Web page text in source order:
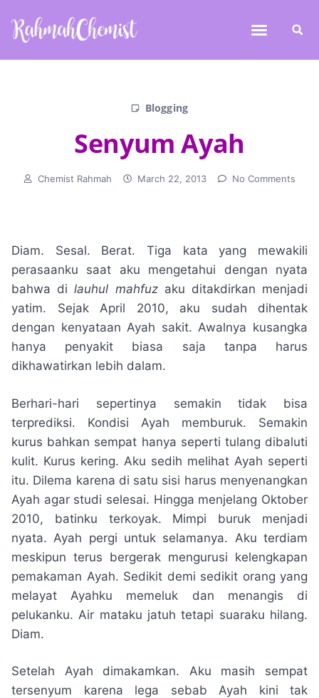
Blogging
Senyum Ayah
Chemist Rahmah March 22, 2013 No Comments
Diam. Sesal. Berat. Tiga kata yang mewakili
perasaanku saat aku mengetahui dengan nyata
bahwa dilauhul mahfuz aku ditakdirkan menjadi
yatim. Sejak April 2010, aku sudah dihentak
dengan kenyataan Ayah sakit. Awalnya kusangka
hanya penyakit biasa saja tanpa harus
dikhawatirkan lebih dalam.
Berhari-hari sepertinya semakin tidak bisa
terprediksi. Kondisi Ayah memburuk. Semakin
kurus bahkan sempat hanya seperti tulang dibaluti
kulit. Kurus kering. Aku sedih melihat Ayah seperti
itu. Dilema karena di satu sisi harus menyenangkan
Ayah agar studi selesai. Hingga menjelang Oktober
2010, batinku terkoyak. Mimpi buruk menjadi
nyata. Ayah pergi untuk selamanya. Aku terdiam
meskipun terus bergerak mengurusi kelengkapan
pemakaman Ayah. Sedikit demi sedikit orang yang
melayat Ayahku memeluk dan menangis di
pelukanku. Air mataku jatuh tetapi suaraku hilang.
Diam.
Setelah Ayah dimakamkan. Aku masih sempat
tersenyum karena lega sebab Ayah kini tak